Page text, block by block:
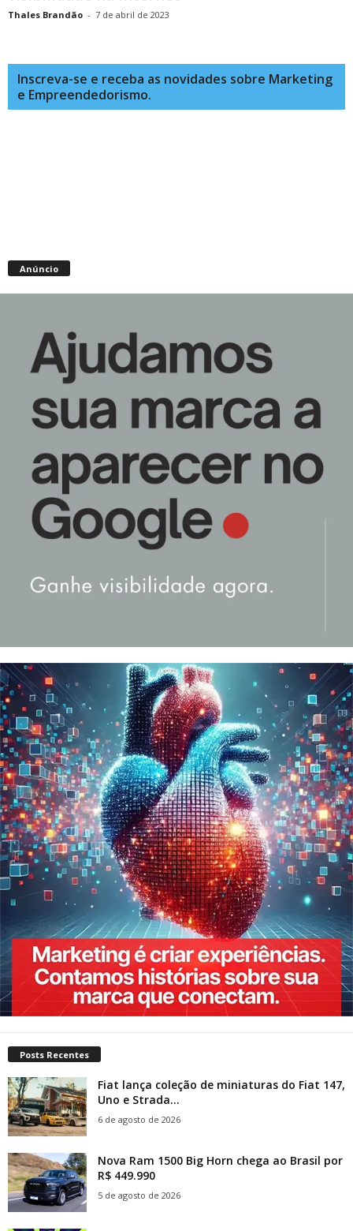
Thales Brandão - 7 de abril de 2023
Inscreva-se e receba as novidades sobre Marketing
e Empreendedorismo.
Anúncio
Posts Recentes
Fiat lança coleção de miniaturas do Fiat 147,
Uno e Strada...
6 de agosto de 2026
Nova Ram 1500 Big Horn chega ao Brasil por
R$ 449.990
5 de agosto de 2026